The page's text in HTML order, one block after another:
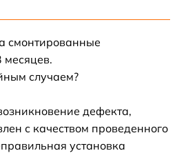
смонтированные
случаем?
дефекта,
с качеством проведенного
установка